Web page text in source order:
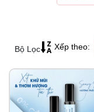
Bộ Lọc Xếp theo: